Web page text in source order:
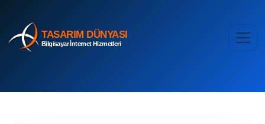
TASARIM DÜNYASI
Bilgisayar İnternet Hizmetleri